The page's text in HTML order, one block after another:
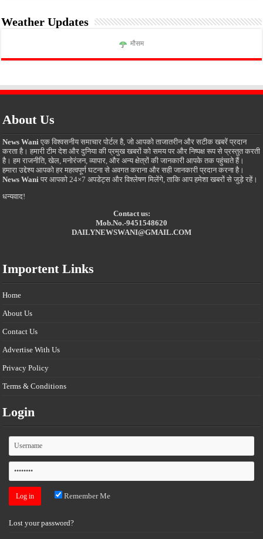
Weather Updates
मौसम
About Us
News Wani एक विश्वसनीय समाचार पोर्टल है, जो आपको ताजातरीन और सटीक खबरें प्रदान
करता है। हमारी टीम देश और दुनिया की प्रमुख खबरों को समय पर और निष्पक्ष रूप से प्रस्तुत करती
है। हम राजनीति, खेल, मनोरंजन, व्यापार, और अन्य क्षेत्रों की जानकारी आपके तक पहुंचाते हैं।
हमारा उद्देश्य आपको हर महत्वपूर्ण घटना से अवगत कराना और सही जानकारी प्रदान करना है।
News Wani पर आपको 24×7 अपडेट्स और विश्लेषण मिलेंगे, ताकि आप हमेशा खबरों से जुड़े रहें।
धन्यवाद!
Contact us:
Mob.No.-9451548620
DAILYNEWSWANI@GMAIL.COM
Importent Links
Home
About Us
Contact Us
Advertise With Us
Privacy Policy
Terms & Conditions
Login
Remember Me
Lost your password?